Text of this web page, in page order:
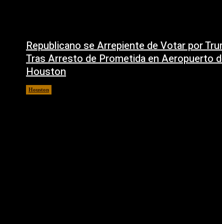
Republicano se Arrepiente de Votar por
Tras Arresto de Prometida en Aeropuerto
Houston
Houston